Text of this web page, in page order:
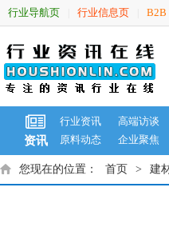
行业导航页 行业信息页 B2B
资讯
行业资讯
高端访谈
原料动态
企业聚焦
您现在的位置： 首页 > 建